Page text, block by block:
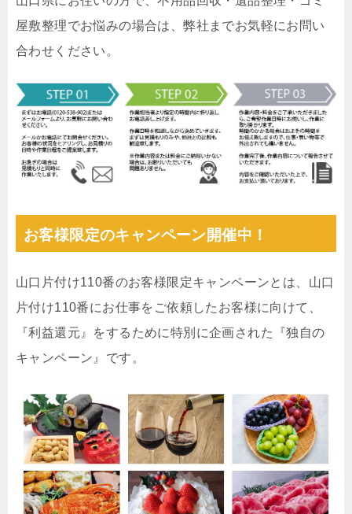
屋敷整理でお悩みの場合は、弊社までお気軽にお問い
合わせください。
お客様限定のキャンペーン開催中！
山口片付け110番のお客様限定キャンペーンとは、山口
片付け110番にお仕事をご依頼したお客様に向けて、
『利益還元』をするために特別に企画された『独自の
キャンペーン』です。